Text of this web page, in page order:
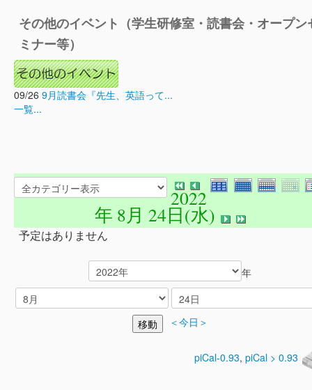
その他のイベント（学生研修室・読書会・オープン
ミナー等）
09/26 9月読書会『先生、英語って...
一覧...
2022
年 8月 24日(水)
予定はありません
年
＜今日＞
piCal-0.93, piCal > 0.93